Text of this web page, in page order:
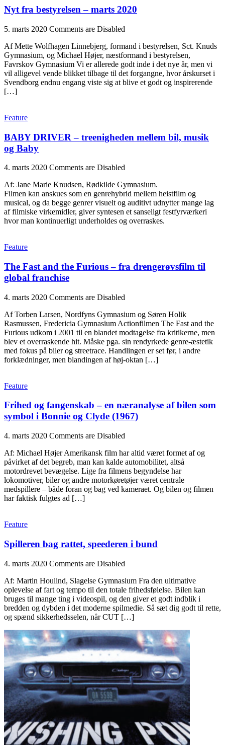
Nyt fra bestyrelsen – marts 2020
5. marts 2020 Comments are Disabled
Af Mette Wolfhagen Linnebjerg, formand i bestyrelsen, Sct. Knuds
Gymnasium, og Michael Højer, næstformand i bestyrelsen,
Favrskov Gymnasium Vi er allerede godt inde i det nye år, men vi
vil alligevel vende blikket tilbage til det forgangne, hvor årskurset i
Svendborg endnu engang viste sig at blive et godt og inspirerende
[…]
Feature
BABY DRIVER – treenigheden mellem bil, musik
og Baby
4. marts 2020 Comments are Disabled
Af: Jane Marie Knudsen, Rødkilde Gymnasium.
Filmen kan anskues som en genrehybrid mellem heistfilm og
musical, og da begge genrer visuelt og auditivt udnytter mange lag
af filmiske virkemidler, giver syntesen et sanseligt festfyrværkeri
hvor man kontinuerligt underholdes og overraskes.
Feature
The Fast and the Furious – fra drengerøvsfilm til
global franchise
4. marts 2020 Comments are Disabled
Af Torben Larsen, Nordfyns Gymnasium og Søren Holik
Rasmussen, Fredericia Gymnasium Actionfilmen The Fast and the
Furious udkom i 2001 til en blandet modtagelse fra kritikerne, men
blev et overraskende hit. Måske pga. sin rendyrkede genre-æstetik
med fokus på biler og streetrace. Handlingen er set før, i andre
forklædninger, men blandingen af høj-oktan […]
Feature
Frihed og fangenskab – en næranalyse af bilen som
symbol i Bonnie og Clyde (1967)
4. marts 2020 Comments are Disabled
Af: Michael Højer Amerikansk film har altid været formet af og
påvirket af det begreb, man kan kalde automobilitet, altså
motordrevet bevægelse. Lige fra filmens begyndelse har
lokomotiver, biler og andre motorkøretøjer været centrale
medspillere – både foran og bag ved kameraet. Og bilen og filmen
har faktisk fulgtes ad […]
Feature
Spilleren bag rattet, speederen i bund
4. marts 2020 Comments are Disabled
Af: Martin Houlind, Slagelse Gymnasium Fra den ultimative
oplevelse af fart og tempo til den totale frihedsfølelse. Bilen kan
bruges til mange ting i videospil, og den giver et godt indblik i
bredden og dybden i det moderne spilmedie. Så sæt dig godt til rette,
og spænd sikkerhedsselen, når CUT […]